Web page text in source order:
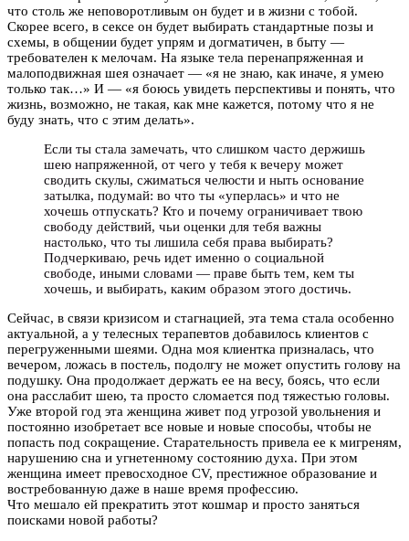
что столь же неповоротливым он будет и в жизни с тобой.
Скорее всего, в сексе он будет выбирать стандартные позы и
схемы, в общении будет упрям и догматичен, в быту —
требователен к мелочам. На языке тела перенапряженная и
малоподвижная шея означает — «я не знаю, как иначе, я умею
только так…» И — «я боюсь увидеть перспективы и понять, что
жизнь, возможно, не такая, как мне кажется, потому что я не
буду знать, что с этим делать».
Если ты стала замечать, что слишком часто держишь
шею напряженной, от чего у тебя к вечеру может
сводить скулы, сжиматься челюсти и ныть основание
затылка, подумай: во что ты «уперлась» и что не
хочешь отпускать? Кто и почему ограничивает твою
свободу действий, чьи оценки для тебя важны
настолько, что ты лишила себя права выбирать?
Подчеркиваю, речь идет именно о социальной
свободе, иными словами — праве быть тем, кем ты
хочешь, и выбирать, каким образом этого достичь.
Сейчас, в связи кризисом и стагнацией, эта тема стала особенно
актуальной, а у телесных терапевтов добавилось клиентов с
перегруженными шеями. Одна моя клиентка призналась, что
вечером, ложась в постель, подолгу не может опустить голову на
подушку. Она продолжает держать ее на весу, боясь, что если
она расслабит шею, та просто сломается под тяжестью головы.
Уже второй год эта женщина живет под угрозой увольнения и
постоянно изобретает все новые и новые способы, чтобы не
попасть под сокращение. Старательность привела ее к мигреням,
нарушению сна и угнетенному состоянию духа. При этом
женщина имеет превосходное CV, престижное образование и
востребованную даже в наше время профессию.
Что мешало ей прекратить этот кошмар и просто заняться
поисками новой работы?